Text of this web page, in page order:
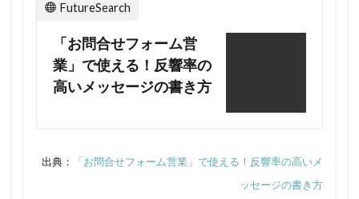
Q2.
問い
合わ
の営
FutureSearch
「お問合せフォーム営
業」で使える！反響率の
高いメッセージの書き方
出典：
「お問合せフォーム営業」で使える！反響率の高いメ
ッセージの書き方